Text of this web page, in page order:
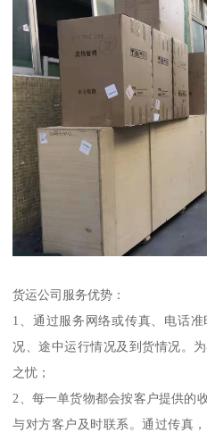
货运公司服务优势：
1、通过服务网络或传真、电话
况、途中运行情况及到货情况。
之忧；
2、每一单货物都会按客户提供的
与对方客户及时联系。通过传真